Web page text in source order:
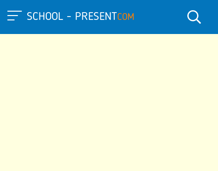
SCHOOL - PRESENTCOM